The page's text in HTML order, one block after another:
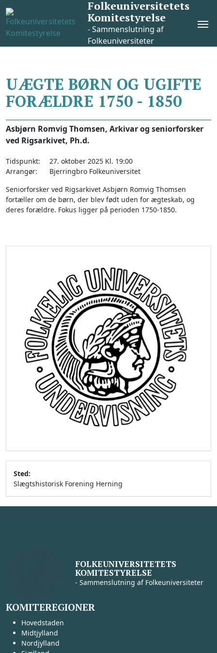
Skip
to
content
Folkeuniversitetets
Komitestyrelse
- Sammenslutning af
Folkeuniversiteter
UÆGTE BØRN OG UGIFTE
FORÆLDRE 1750 - 1850
Asbjørn Romvig Thomsen, Arkivar og seniorforsker
ved Rigsarkivet, Ph.d.
Tidspunkt:
27. oktober 2025 Kl. 19:00
Arrangør:
Bjerringbro Folkeuniversitet
Seniorforsker ved Rigsarkivet Asbjørn Romvig Thomsen
fortæller om de børn, der blev født uden for ægteskab, og
deres forældre. Fokus ligger på perioden 1750-1850.
Sted:
Slægtshistorisk Forening Herning
FOLKEUNIVERSITETETS
KOMITESTYRELSE
- Sammenslutning af Folkeuniversiteter
KOMITEREGIONER
Hovedstaden
Midtjylland
Nordjylland